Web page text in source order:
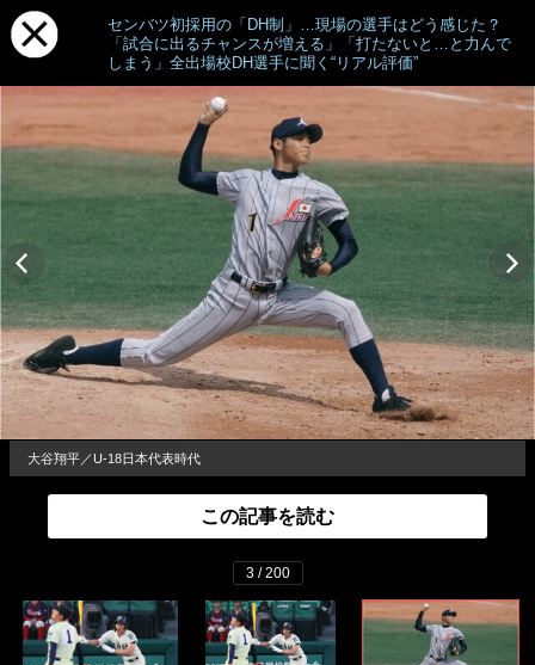
センバツ初採用の「DH制」…現場の選手はどう感じた？
「試合に出るチャンスが増える」「打たないと…と力んで
しまう」全出場校DH選手に聞く“リアル評価”
大谷翔平／U-18日本代表時代
この記事を読む
3 / 200